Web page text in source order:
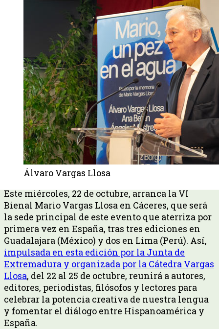
Álvaro Vargas Llosa
Este miércoles, 22 de octubre, arranca la VI
Bienal Mario Vargas Llosa en Cáceres, que será
la sede principal de este evento que aterriza por
primera vez en España, tras tres ediciones en
Guadalajara (México) y dos en Lima (Perú). Así,
impulsada en esta edición por la Junta de
Extremadura y organizada por la Cátedra Vargas
Llosa, del 22 al 25 de octubre, reunirá a autores,
editores, periodistas, filósofos y lectores para
celebrar la potencia creativa de nuestra lengua
y fomentar el diálogo entre Hispanoamérica y
España.